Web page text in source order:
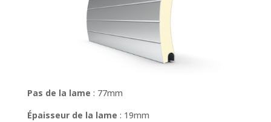
Pas de la lame : 77mm
Épaisseur de la lame : 19mm